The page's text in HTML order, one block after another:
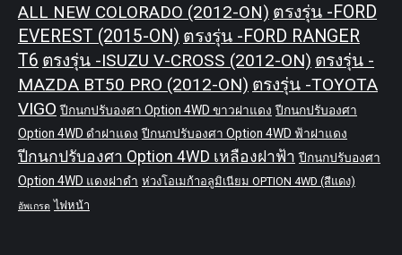
ALL NEW COLORADO (2012-ON) ตรงรุ่น -FORD
EVEREST (2015-ON) ตรงรุ่น -FORD RANGER
T6 ตรงรุ่น -ISUZU V-CROSS (2012-ON) ตรงรุ่น -
MAZDA BT50 PRO (2012-ON) ตรงรุ่น -TOYOTA
VIGO ปีกนกปรับองศา Option 4WD ขาวฝาแดง ปีกนกปรับองศา
Option 4WD ดำฝาแดง ปีกนกปรับองศา Option 4WD ฟ้าฝาแดง
ปีกนกปรับองศา Option 4WD เหลืองฝาฟ้า ปีกนกปรับองศา
Option 4WD แดงฝาดำ ห่วงโอเมก้าอลูมิเนียม OPTION 4WD (สีแดง)
อัพเกรด ไฟหน้า